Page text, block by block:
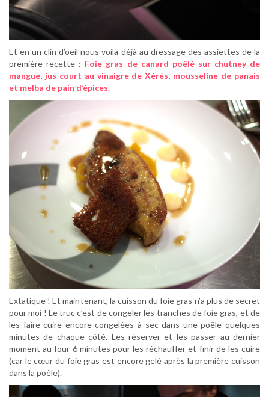
Et en un clin d’oeil nous voilà déjà au dressage des assiettes de la
première recette : Foie gras de canard poêlé sur chutney de
mangue, jus court au vinaigre de Xérès, mousseline de panais
et melba de pain d’épices.
Extatique ! Et maintenant, la cuisson du foie gras n’a plus de secret
pour moi ! Le truc c’est de congeler les tranches de foie gras, et de
les faire cuire encore congelées à sec dans une poêle quelques
minutes de chaque côté. Les réserver et les passer au dernier
moment au four 6 minutes pour les réchauffer et finir de les cuire
(car le cœur du foie gras est encore gelé après la première cuisson
dans la poêle).